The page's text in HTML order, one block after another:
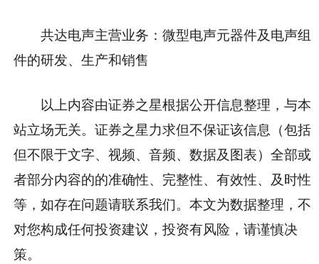
共达电声主营业务：微型电声元器件及电声组
件的研发、生产和销售
以上内容由证券之星根据公开信息整理，与本
站立场无关。证券之星力求但不保证该信息（包括
但不限于文字、视频、音频、数据及图表）全部或
者部分内容的的准确性、完整性、有效性、及时性
等，如存在问题请联系我们。本文为数据整理，不
对您构成任何投资建议，投资有风险，请谨慎决
策。